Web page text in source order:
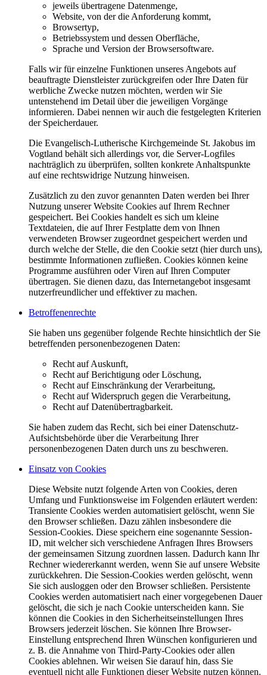
jeweils übertragene Datenmenge,
Website, von der die Anforderung kommt,
Browsertyp,
Betriebssystem und dessen Oberfläche,
Sprache und Version der Browsersoftware.
Falls wir für einzelne Funktionen unseres Angebots auf
beauftragte Dienstleister zurückgreifen oder Ihre Daten für
werbliche Zwecke nutzen möchten, werden wir Sie
untenstehend im Detail über die jeweiligen Vorgänge
informieren. Dabei nennen wir auch die festgelegten Kriterien
der Speicherdauer.
Die Evangelisch-Lutherische Kirchgemeinde St. Jakobus im
Vogtland behält sich allerdings vor, die Server-Logfiles
nachträglich zu überprüfen, sollten konkrete Anhaltspunkte
auf eine rechtswidrige Nutzung hinweisen.
Zusätzlich zu den zuvor genannten Daten werden bei Ihrer
Nutzung unserer Website Cookies auf Ihrem Rechner
gespeichert. Bei Cookies handelt es sich um kleine
Textdateien, die auf Ihrer Festplatte dem von Ihnen
verwendeten Browser zugeordnet gespeichert werden und
durch welche der Stelle, die den Cookie setzt (hier durch uns),
bestimmte Informationen zufließen. Cookies können keine
Programme ausführen oder Viren auf Ihren Computer
übertragen. Sie dienen dazu, das Internetangebot insgesamt
nutzerfreundlicher und effektiver zu machen.
Betroffenenrechte
Sie haben uns gegenüber folgende Rechte hinsichtlich der Sie
betreffenden personenbezogenen Daten:
Recht auf Auskunft,
Recht auf Berichtigung oder Löschung,
Recht auf Einschränkung der Verarbeitung,
Recht auf Widerspruch gegen die Verarbeitung,
Recht auf Datenübertragbarkeit.
Sie haben zudem das Recht, sich bei einer Datenschutz-
Aufsichtsbehörde über die Verarbeitung Ihrer
personenbezogenen Daten durch uns zu beschweren.
Einsatz von Cookies
Diese Website nutzt folgende Arten von Cookies, deren
Umfang und Funktionsweise im Folgenden erläutert werden:
Transiente Cookies werden automatisiert gelöscht, wenn Sie
den Browser schließen. Dazu zählen insbesondere die
Session-Cookies. Diese speichern eine sogenannte Session-
ID, mit welcher sich verschiedene Anfragen Ihres Browsers
der gemeinsamen Sitzung zuordnen lassen. Dadurch kann Ihr
Rechner wiedererkannt werden, wenn Sie auf unsere Website
zurückkehren. Die Session-Cookies werden gelöscht, wenn
Sie sich ausloggen oder den Browser schließen. Persistente
Cookies werden automatisiert nach einer vorgegebenen Dauer
gelöscht, die sich je nach Cookie unterscheiden kann. Sie
können die Cookies in den Sicherheitseinstellungen Ihres
Browsers jederzeit löschen. Sie können Ihre Browser-
Einstellung entsprechend Ihren Wünschen konfigurieren und
z. B. die Annahme von Third-Party-Cookies oder allen
Cookies ablehnen. Wir weisen Sie darauf hin, dass Sie
eventuell nicht alle Funktionen dieser Website nutzen können.